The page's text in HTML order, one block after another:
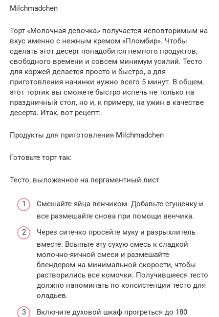
Milchmadchen
Торт «Молочная девочка» получается неповторимым на
вкус именно с нежным кремом «Пломбир». Чтобы
сделать этот десерт понадобится немного продуктов,
свободного времени и совсем минимум усилий. Тесто
для коржей делается просто и быстро, а для
приготовления начинки нужно всего 5 минут. В общем,
этот тортик вы сможете быстро испечь не только на
праздничный стол, но и, к примеру, на ужин в качестве
десерта. Итак, вот рецепт:
Продукты для приготовления Milchmadchen
Готовьте торт так:
Тесто, выложенное на пергаментный лист
Смешайте яйца венчиком. Добавьте сгущенку и
все размешайте снова при помощи венчика.
Через ситечко просейте муку и разрыхлитель
вместе. Всыпьте эту сухую смесь к сладкой
молочно-яичной смеси и размешайте
блендером на минимальной скорости, чтобы
растворились все комочки. Получившееся тесто
должно напоминать по консистенции тесто для
оладьев.
Включите духовой шкаф прогреться до 180